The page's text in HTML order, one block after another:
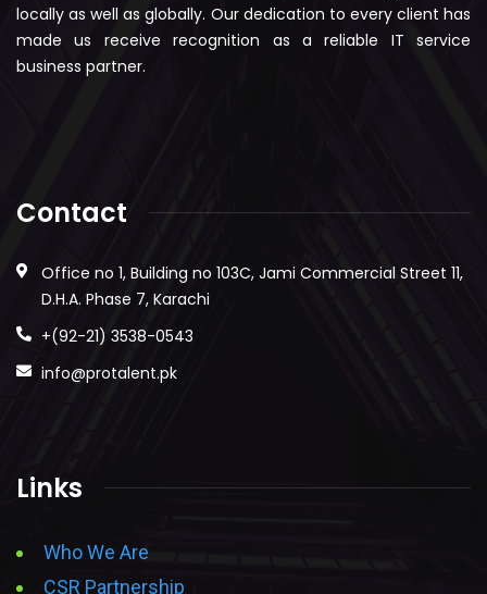
locally as well as globally. Our dedication to every client has
made us receive recognition as a reliable IT service
business partner.
Contact
Office no 1, Building no 103C, Jami Commercial Street 11,
D.H.A. Phase 7, Karachi
+(92-21) 3538-0543
info@protalent.pk
Links
Who We Are
CSR Partnership